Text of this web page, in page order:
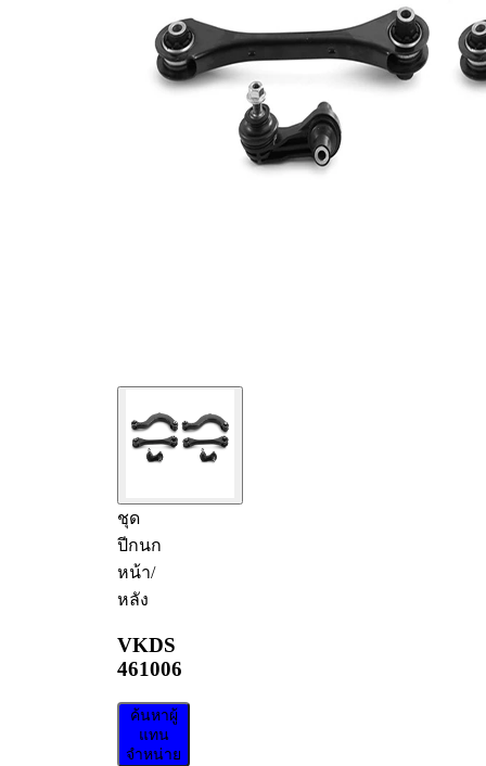
ชุด
ปีกนก
หน้า/
หลัง
VKDS
461006
ค้นหาผู้
แทน
จำหน่าย